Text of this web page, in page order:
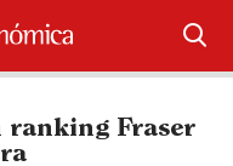
ranking Fraser